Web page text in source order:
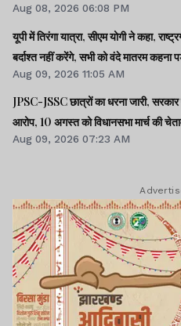
Aug 08, 2026 06:08 PM
यूपी में तिरंगा यात्रा, सीएम योगी ने कहा,
बर्दाश्त नहीं करेंगे, सभी को वंदे मातरम कहना
Aug 09, 2026 11:05 AM
JPSC-JSSC छात्रों का धरना जारी,
आरोप, 10 अगस्त को विधानसभा मार्च की
Aug 09, 2026 07:23 AM